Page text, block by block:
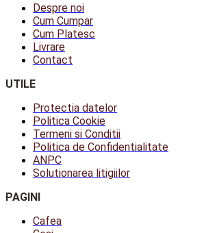
Despre noi
Cum Cumpar
Cum Platesc
Livrare
Contact
UTILE
Protectia datelor
Politica Cookie
Termeni si Conditii
Politica de Confidentialitate
ANPC
Solutionarea litigiilor
PAGINI
Cafea